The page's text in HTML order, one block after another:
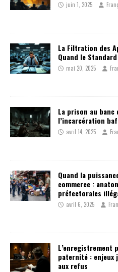
juin 1, 2025
La Filtration des
Quand le
mai 20, 2025
La prison au banc
l’incarcération
avril 14, 2025
Quand la
commerce :
préfectorales
avril 6, 2025
L’enregistrement
paternité : enjeux
aux refus